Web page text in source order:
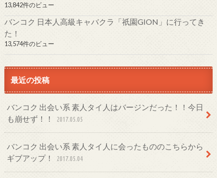
13,842件のビュー
バンコク 日本人高級キャバクラ「祇園GION」に行ってき
た！
13,574件のビュー
最近の投稿
バンコク 出会い系 素人タイ人はバージンだった！！今日
も崩せず！！
2017.05.05
バンコク 出会い系 素人タイ人に会ったもののこちらから
ギブアップ！
2017.05.04